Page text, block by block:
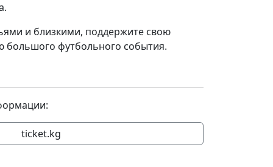
и близкими, поддержите свою
большого футбольного события.
ticket.kg